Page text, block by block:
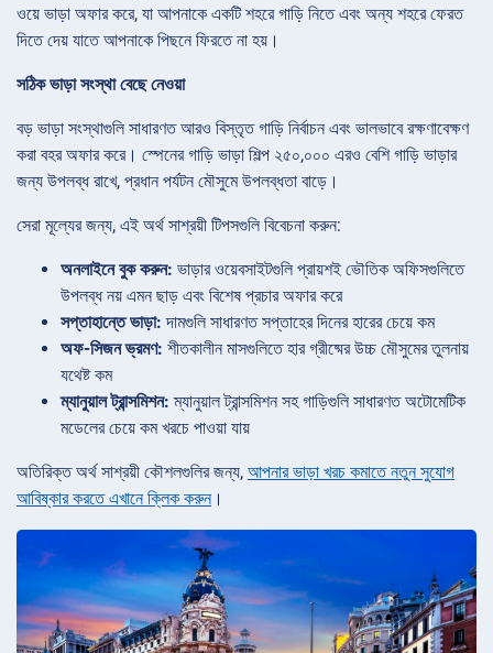
ওয়ে ভাড়া অফার করে, যা আপনাকে একটি শহরে গাড়ি নিতে এবং অন্য শহরে ফেরত
দিতে দেয় যাতে আপনাকে পিছনে ফিরতে না হয়।
সঠিক ভাড়া সংস্থা বেছে নেওয়া
বড় ভাড়া সংস্থাগুলি সাধারণত আরও বিস্তৃত গাড়ি নির্বাচন এবং ভালভাবে রক্ষণাবেক্ষণ
করা বহর অফার করে। স্পেনের গাড়ি ভাড়া শিল্প ২৫০,০০০ এরও বেশি গাড়ি ভাড়ার
জন্য উপলব্ধ রাখে, প্রধান পর্যটন মৌসুমে উপলব্ধতা বাড়ে।
সেরা মূল্যের জন্য, এই অর্থ সাশ্রয়ী টিপসগুলি বিবেচনা করুন:
অনলাইনে বুক করুন: ভাড়ার ওয়েবসাইটগুলি প্রায়শই ভৌতিক অফিসগুলিতে
উপলব্ধ নয় এমন ছাড় এবং বিশেষ প্রচার অফার করে
সপ্তাহান্তে ভাড়া: দামগুলি সাধারণত সপ্তাহের দিনের হারের চেয়ে কম
অফ-সিজন ভ্রমণ: শীতকালীন মাসগুলিতে হার গ্রীষ্মের উচ্চ মৌসুমের তুলনায়
যথেষ্ট কম
ম্যানুয়াল ট্রান্সমিশন: ম্যানুয়াল ট্রান্সমিশন সহ গাড়িগুলি সাধারণত অটোমেটিক
মডেলের চেয়ে কম খরচে পাওয়া যায়
অতিরিক্ত অর্থ সাশ্রয়ী কৌশলগুলির জন্য, আপনার ভাড়া খরচ কমাতে নতুন সুযোগ
আবিষ্কার করতে এখানে ক্লিক করুন।